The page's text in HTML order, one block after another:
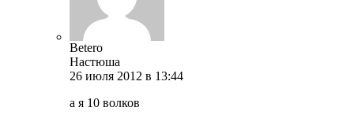
Betero
Настюша
26 июля 2012 в 13:44
а я 10 волков